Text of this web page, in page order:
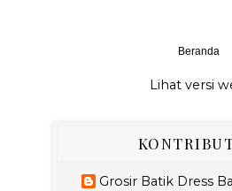
Beranda
Lihat versi
Grosir Batik Dress